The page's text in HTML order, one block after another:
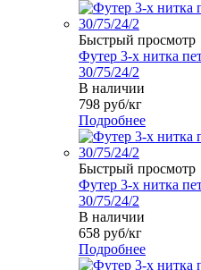
Быстрый просмотр
Футер 3-х нитка
30/75/24/2
В наличии
798 руб/кг
Подробнее
Быстрый просмотр
Футер 3-х нитка
30/75/24/2
В наличии
658 руб/кг
Подробнее